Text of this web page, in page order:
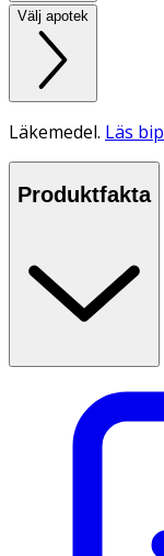
Välj apotek
Läkemedel. Läs
Produktfakta